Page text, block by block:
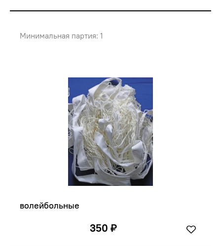
Минимальная партия: 1
волейбольные
350 ₽